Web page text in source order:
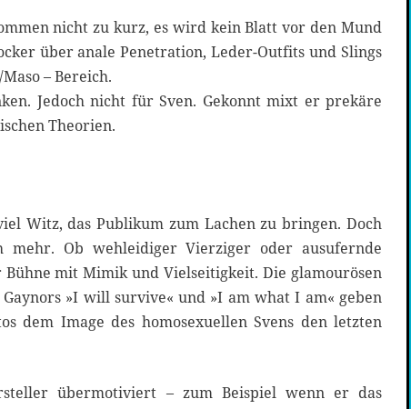
nicht zu kurz, es wird kein Blatt vor den Mund
über anale Penetration, Leder-Outfits und Slings
– Bereich.
Jedoch nicht für Sven. Gekonnt mixt er prekäre
Theorien.
Witz, das Publikum zum Lachen zu bringen. Doch
mehr. Ob wehleidiger Vierziger oder ausufernde
mit Mimik und Vielseitigkeit. Die glamourösen
Gaynors »I will survive« und »I am what I am« geben
dem Image des homosexuellen Svens den letzten
übermotiviert – zum Beispiel wenn er das